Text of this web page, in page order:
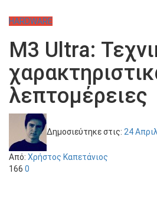
HARDWARE
M3 Ultra:
λεπτομέρειες
Δημοσιεύτηκε στις: 24
Από: Χρήστος Καπετάνιος
166 0